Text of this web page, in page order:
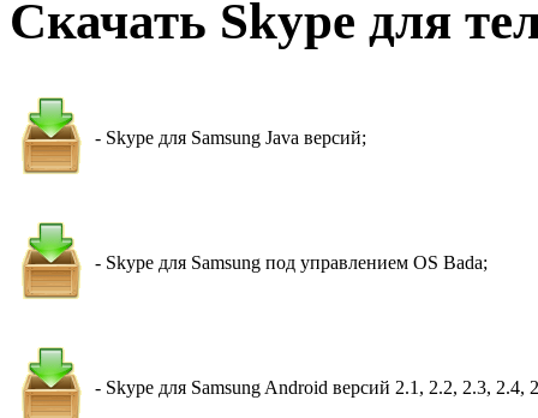
Скачать Skype для
- Skype для Samsung Java версий;
- Skype для Samsung под управлением OS Bada;
- Skype для Samsung Android версий 2.1, 2.2, 2.3, 2.4,